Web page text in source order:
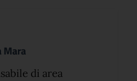
Mara
di area